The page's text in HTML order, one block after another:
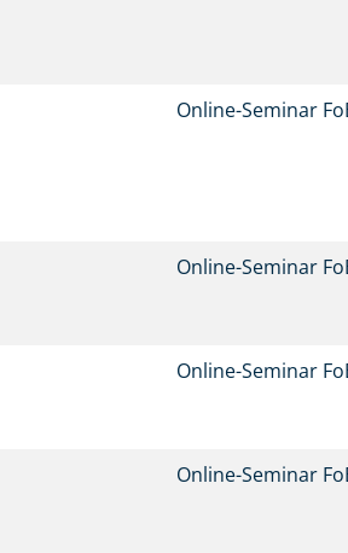
Online-Seminar
Online-Seminar
Online-Seminar
Online-Seminar